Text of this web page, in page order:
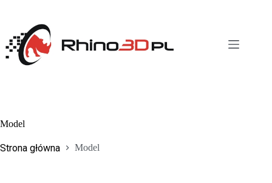
Model
Strona główna Model